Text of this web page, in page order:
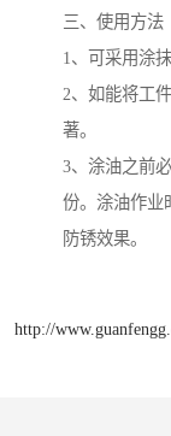
三、使用方法
1、可采用涂
2、如能将工
著。
3、涂油之前
份。涂油作业
防锈效果。
http://